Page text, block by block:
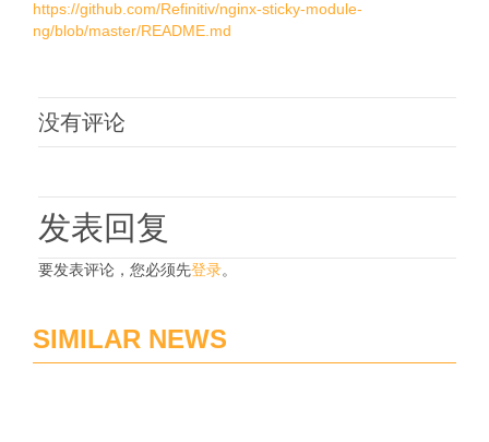
https://github.com/Refinitiv/nginx-sticky-module-
ng/blob/master/README.md
没有评论
发表回复
要发表评论，您必须先登录。
SIMILAR NEWS